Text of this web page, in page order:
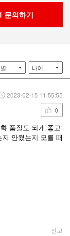
문의하기
나이
2023-02-15 11:55:55
0
품질도 되게 좋고
안켰는지 모를 때
신고